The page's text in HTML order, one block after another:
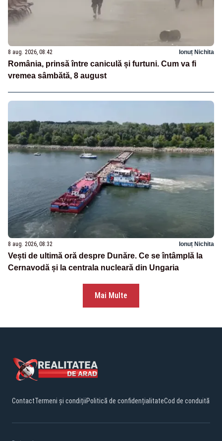
8 aug. 2026, 08:42 Ionuț Nichita
România, prinsă între caniculă și furtuni. Cum va fi
vremea sâmbătă, 8 august
8 aug. 2026, 08:32 Ionuț Nichita
Vești de ultimă oră despre Dunăre. Ce se întâmplă la
Cernavodă și la centrala nucleară din Ungaria
Mai Multe
ContactTermeni și condițiiPolitică de confidențialitateCod de conduită